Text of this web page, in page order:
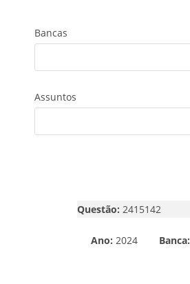
Bancas
Assuntos
Questão: 2415142
Ano: 2024 Banca: